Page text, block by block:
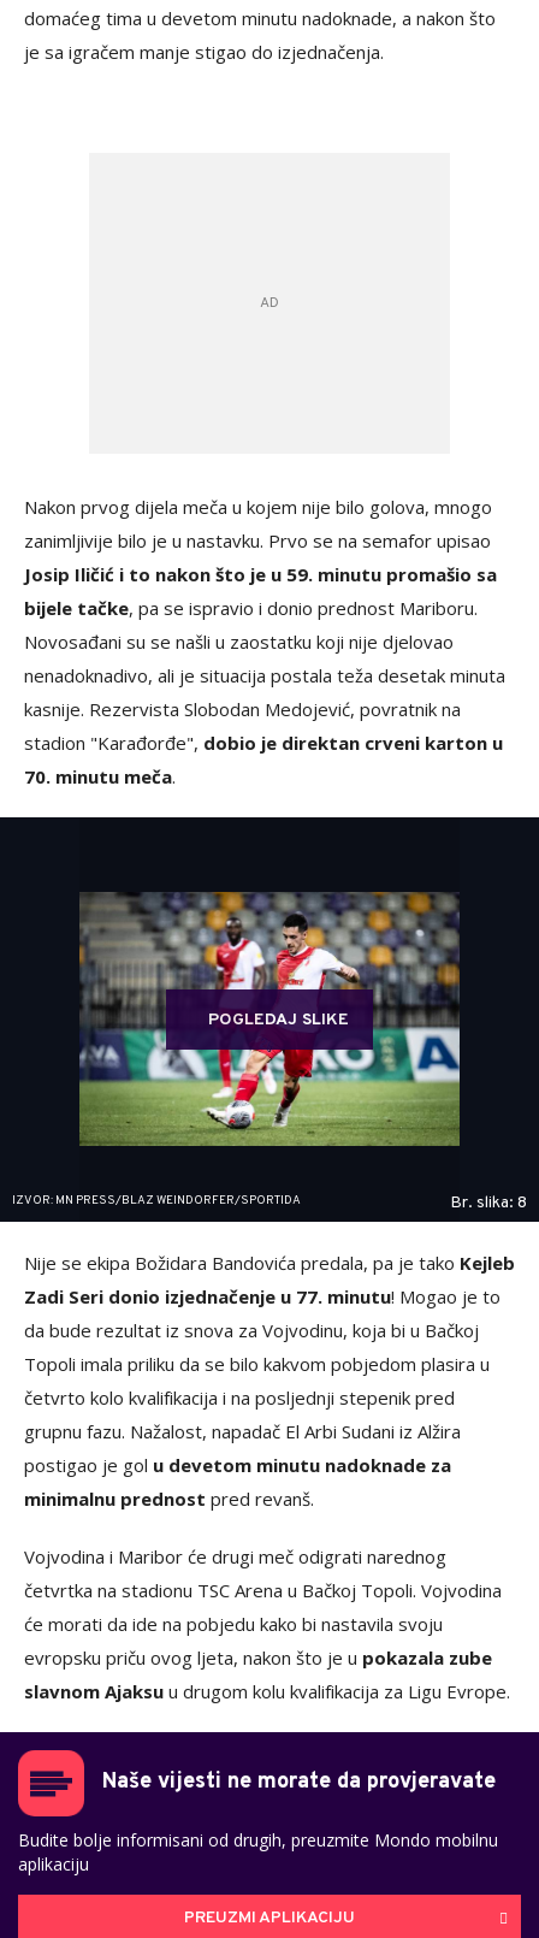
domaćeg tima u devetom minutu nadoknade, a nakon što
je sa igračem manje stigao do izjednačenja.
Nakon prvog dijela meča u kojem nije bilo golova, mnogo
zanimljivije bilo je u nastavku. Prvo se na semafor upisao
Josip Iličić i to nakon što je u 59. minutu promašio sa
bijele tačke, pa se ispravio i donio prednost Mariboru.
Novosađani su se našli u zaostatku koji nije djelovao
nenadoknadivo, ali je situacija postala teža desetak minuta
kasnije. Rezervista Slobodan Medojević, povratnik na
stadion "Karađorđe", dobio je direktan crveni karton u
70. minutu meča.
POGLEDAJ SLIKE
IZVOR: MN PRESS/BLAZ WEINDORFER/SPORTIDA Br. slika: 8
Nije se ekipa Božidara Bandovića predala, pa je tako Kejleb
Zadi Seri donio izjednačenje u 77. minutu! Mogao je to
da bude rezultat iz snova za Vojvodinu, koja bi u Bačkoj
Topoli imala priliku da se bilo kakvom pobjedom plasira u
četvrto kolo kvalifikacija i na posljednji stepenik pred
grupnu fazu. Nažalost, napadač El Arbi Sudani iz Alžira
postigao je gol u devetom minutu nadoknade za
minimalnu prednost pred revanš.
Vojvodina i Maribor će drugi meč odigrati narednog
četvrtka na stadionu TSC Arena u Bačkoj Topoli. Vojvodina
će morati da ide na pobjedu kako bi nastavila svoju
evropsku priču ovog ljeta, nakon što je u pokazala zube
slavnom Ajaksu u drugom kolu kvalifikacija za Ligu Evrope.
Naše vijesti ne morate da provjeravate
Budite bolje informisani od drugih, preuzmite Mondo mobilnu
aplikaciju
PREUZMI APLIKACIJU